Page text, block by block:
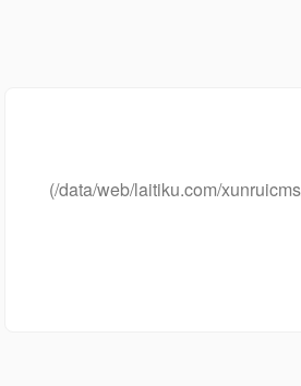
(/data/web/laitiku.com/